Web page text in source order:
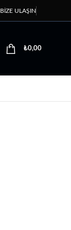
BIZE ULAŞIN
₺0,00